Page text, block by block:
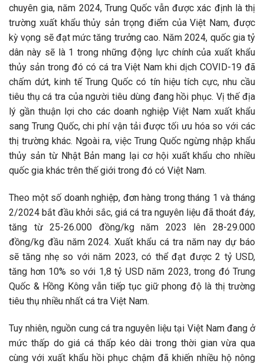
chuyên gia, năm 2024, Trung Quốc vẫn được xác định là thị
trường xuất khẩu thủy sản trọng điểm của Việt Nam, được
kỳ vọng sẽ đạt mức tăng trưởng cao. Năm 2024, quốc gia tỷ
dân này sẽ là 1 trong những động lực chính của xuất khẩu
thủy sản trong đó có cá tra Việt Nam khi dịch COVID-19 đã
chấm dứt, kinh tế Trung Quốc có tín hiệu tích cực, nhu cầu
tiêu thụ cá tra của người tiêu dùng đang hồi phục. Vị thế địa
lý gần thuận lợi cho các doanh nghiệp Việt Nam xuất khẩu
sang Trung Quốc, chi phí vận tải được tối ưu hóa so với các
thị trường khác. Ngoài ra, việc Trung Quốc ngừng nhập khẩu
thủy sản từ Nhật Bản mang lại cơ hội xuất khẩu cho nhiều
quốc gia khác trên thế giới trong đó có Việt Nam.
Theo một số doanh nghiệp, đơn hàng trong tháng 1 và tháng
2/2024 bắt đầu khởi sắc, giá cá tra nguyên liệu đã thoát đáy,
tăng từ 25-26.000 đồng/kg năm 2023 lên 28-29.000
đồng/kg đầu năm 2024. Xuất khẩu cá tra năm nay dự báo
sẽ tăng nhẹ so với năm 2023, có thể đạt được 2 tỷ USD,
tăng hơn 10% so với 1,8 tỷ USD năm 2023, trong đó Trung
Quốc & Hồng Kông vẫn tiếp tục giữ phong độ là thị trường
tiêu thụ nhiều nhất cá tra Việt Nam.
Tuy nhiên, nguồn cung cá tra nguyên liệu tại Việt Nam đang ở
mức thấp do giá cá thấp kéo dài trong thời gian vừa qua
cùng với xuất khẩu hồi phục chậm đã khiến nhiều hộ nông